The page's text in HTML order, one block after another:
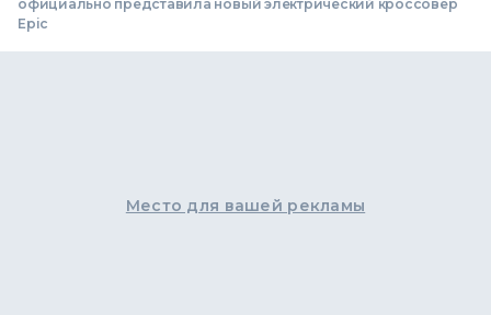
официально представила новый электрический кроссовер
Epic
Место для вашей рекламы